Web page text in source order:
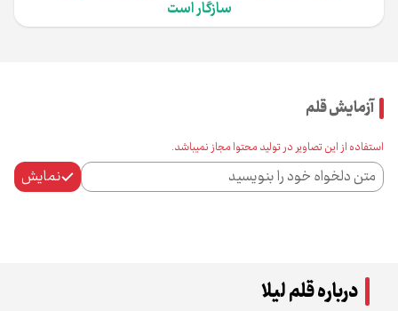
سازگار است
آزمایش قلم
استفاده از این تصاویر در تولید محتوا مجاز نمی‌باشد.
نمایش
درباره قلم لیلا